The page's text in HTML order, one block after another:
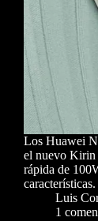
Los Huawei
el nuevo Kirin
rápida de
características.
Luis
1